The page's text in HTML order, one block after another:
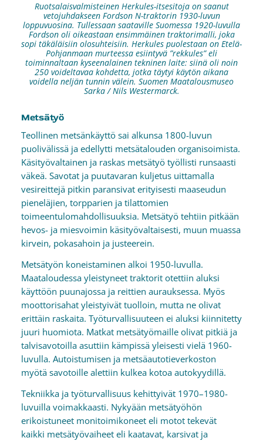
Ruotsalaisvalmisteinen Herkules-itsesitoja on saanut
vetojuhdakseen Fordson N-traktorin 1930-luvun
loppuvuosina. Tullessaan saataville Suomessa 1920-luvulla
Fordson oli oikeastaan ensimmäinen traktorimalli, joka
sopi täkäläisiin olosuhteisiin. Herkules puolestaan on Etelä-
Pohjanmaan murteessa esiintyvä ”rekkules” eli
toiminnaltaan kyseenalainen tekninen laite: siinä oli noin
250 voideltavaa kohdetta, jotka täytyi käytön aikana
voidella neljän tunnin välein. Suomen Maatalousmuseo
Sarka / Nils Westermarck.
Metsätyö
Teollinen metsänkäyttö sai alkunsa 1800-luvun
puolivälissä ja edellytti metsätalouden organisoimista.
Käsityövaltainen ja raskas metsätyö työllisti runsaasti
väkeä. Savotat ja puutavaran kuljetus uittamalla
vesireittejä pitkin paransivat erityisesti maaseudun
pieneläjien, torpparien ja tilattomien
toimeentulomahdollisuuksia. Metsätyö tehtiin pitkään
hevos- ja miesvoimin käsityövaltaisesti, muun muassa
kirvein, pokasahoin ja justeerein.
Metsätyön koneistaminen alkoi 1950-luvulla.
Maataloudessa yleistyneet traktorit otettiin aluksi
käyttöön puunajossa ja reittien aurauksessa. Myös
moottorisahat yleistyivät tuolloin, mutta ne olivat
erittäin raskaita. Työturvallisuuteen ei aluksi kiinnitetty
juuri huomiota. Matkat metsätyömaille olivat pitkiä ja
talvisavotoilla asuttiin kämpissä yleisesti vielä 1960-
luvulla. Autoistumisen ja metsäautotieverkoston
myötä savotoille alettiin kulkea kotoa autokyydillä.
Tekniikka ja työturvallisuus kehittyivät 1970–1980-
luvuilla voimakkaasti. Nykyään metsätyöhön
erikoistuneet monitoimikoneet eli motot tekevät
kaikki metsätyövaiheet eli kaatavat, karsivat ja